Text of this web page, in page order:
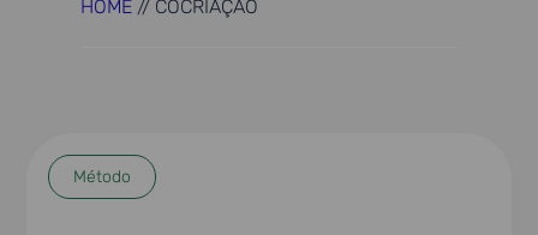
HOME // COCRIAÇÃO
Método